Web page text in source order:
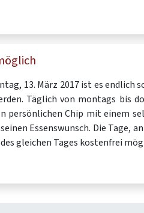
13. März 2017 ist es endlich
Täglich von montags bis
persönlichen Chip mit einem
Essenswunsch. Die Tage,
gleichen Tages kostenfrei